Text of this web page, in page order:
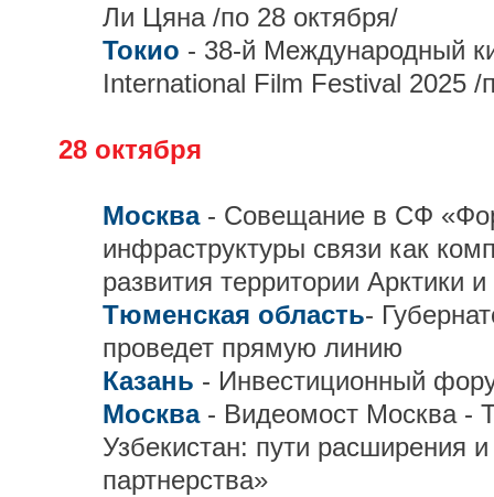
Ли Цяна /по 28 октября/
Токио - 38-й Международный
International Film Festival 2025 /
28 октября
Москва - Совещание в СФ
инфраструктуры связи как
развития территории Арктики
Тюменская область-
проведет прямую линию
Казань - Инвестиционный
Москва - Видеомост Москва -
Узбекистан: пути расширения
партнерства»